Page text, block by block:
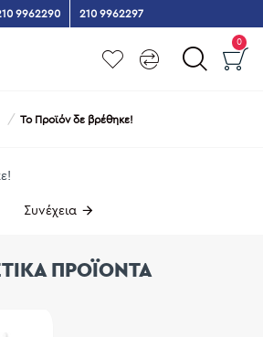
9962290 210 9962297
0
Το Προϊόν δε βρέθηκε!
Συνέχεια
ΠΡΟΪΟΝΤΑ